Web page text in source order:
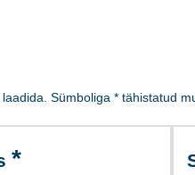
Sümboliga * tähistatud